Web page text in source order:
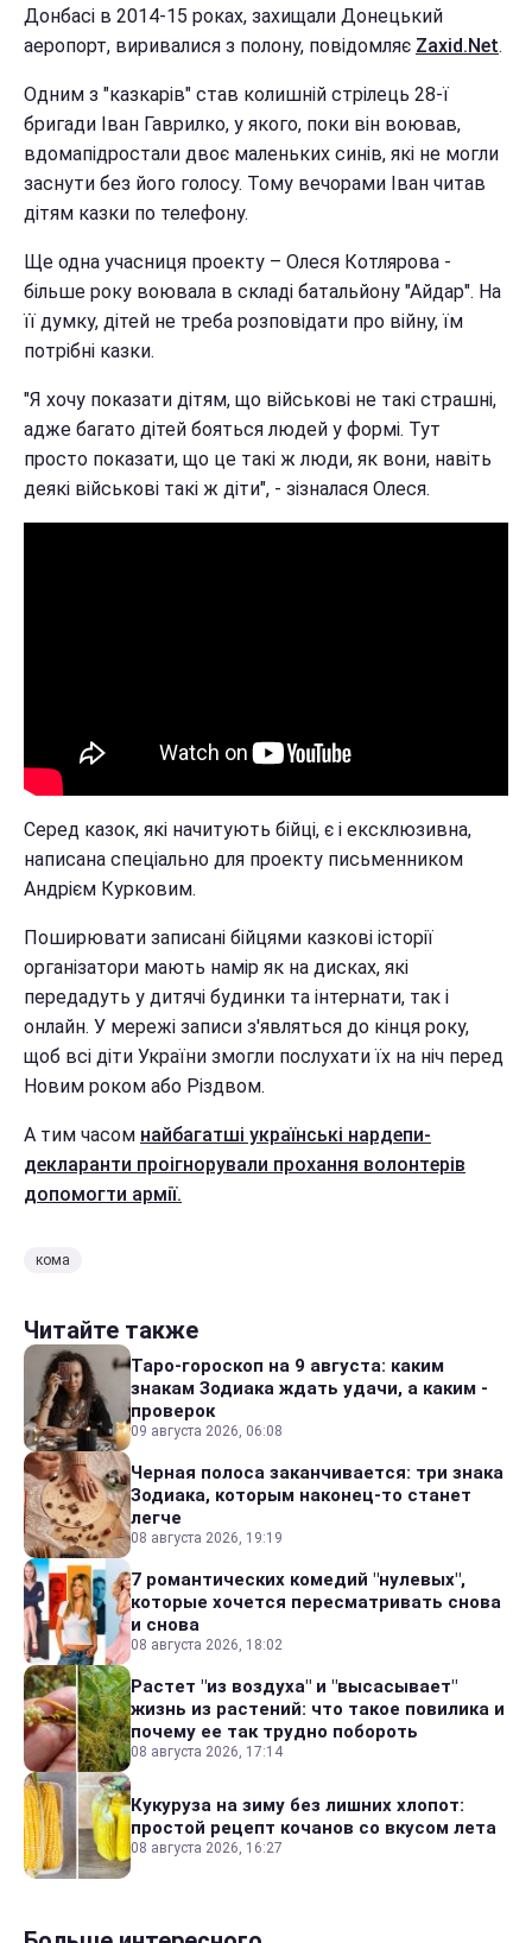
Донбасі в 2014-15 роках, захищали Донецький
аеропорт, виривалися з полону, повідомляє Zaxid.Net.
Одним з "казкарів" став колишній стрілець 28-ї
бригади Іван Гаврилко, у якого, поки він воював,
вдомапідростали двоє маленьких синів, які не могли
заснути без його голосу. Тому вечорами Іван читав
дітям казки по телефону.
Ще одна учасниця проекту – Олеся Котлярова -
більше року воювала в складі батальйону "Айдар". На
її думку, дітей не треба розповідати про війну, їм
потрібні казки.
"Я хочу показати дітям, що військові не такі страшні,
адже багато дітей бояться людей у формі. Тут
просто показати, що це такі ж люди, як вони, навіть
деякі військові такі ж діти", - зізналася Олеся.
Серед казок, які начитують бійці, є і ексклюзивна,
написана спеціально для проекту письменником
Андрієм Курковим.
Поширювати записані бійцями казкові історії
організатори мають намір як на дисках, які
передадуть у дитячі будинки та інтернати, так і
онлайн. У мережі записи з'являться до кінця року,
щоб всі діти України змогли послухати їх на ніч перед
Новим роком або Різдвом.
А тим часом найбагатші українські нардепи-
декларанти проігнорували прохання волонтерів
допомогти армії.
кома
Читайте также
Таро-гороскоп на 9 августа: каким
знакам Зодиака ждать удачи, а каким -
проверок
09 августа 2026, 06:08
Черная полоса заканчивается: три знака
Зодиака, которым наконец-то станет
легче
08 августа 2026, 19:19
7 романтических комедий "нулевых",
которые хочется пересматривать снова
и снова
08 августа 2026, 18:02
Растет "из воздуха" и "высасывает"
жизнь из растений: что такое повилика и
почему ее так трудно побороть
08 августа 2026, 17:14
Кукуруза на зиму без лишних хлопот:
простой рецепт кочанов со вкусом лета
08 августа 2026, 16:27